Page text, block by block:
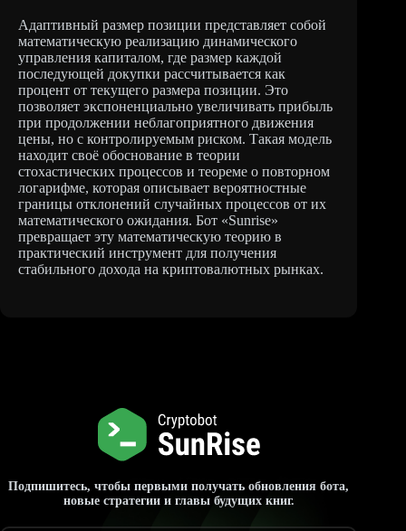
Адаптивный размер позиции представляет собой
математическую реализацию динамического
управления капиталом, где размер каждой
последующей докупки рассчитывается как
процент от текущего размера позиции. Это
позволяет экспоненциально увеличивать прибыль
при продолжении неблагоприятного движения
цены, но с контролируемым риском. Такая модель
находит своё обоснование в теории
стохастических процессов и теореме о повторном
логарифме, которая описывает вероятностные
границы отклонений случайных процессов от их
математического ожидания. Бот «Sunrise»
превращает эту математическую теорию в
практический инструмент для получения
стабильного дохода на криптовалютных рынках.
Подпишитесь, чтобы первыми получать обновления бота,
новые стратегии и главы будущих книг.